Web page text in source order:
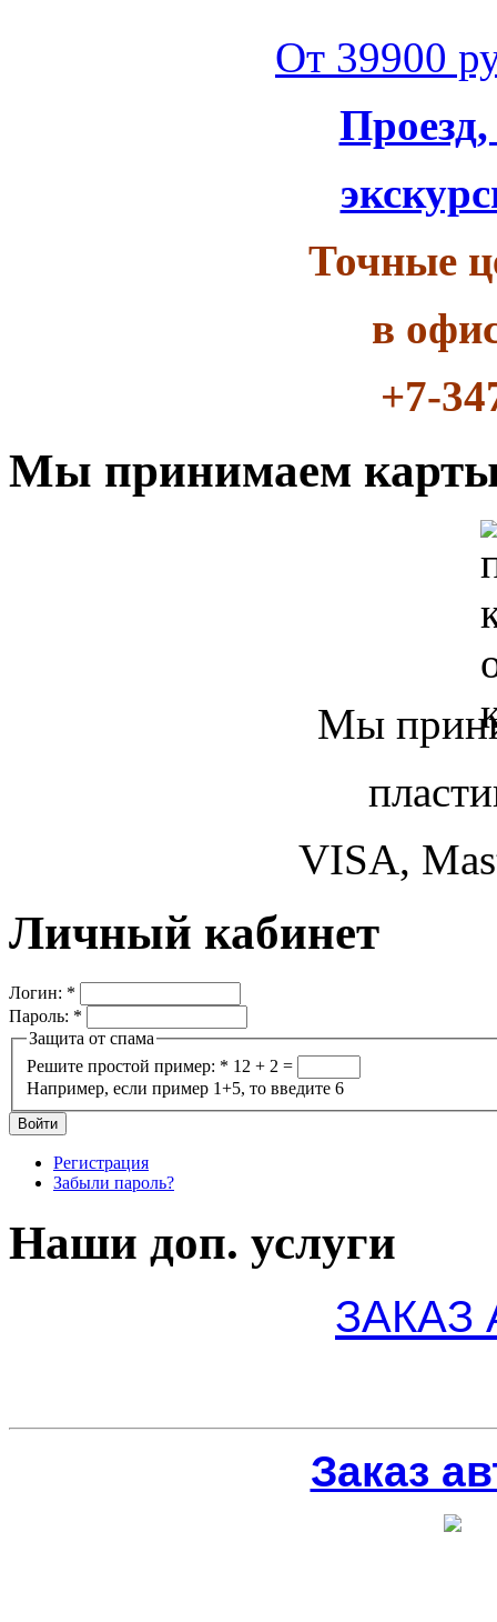
От 39900
Точные
в
+7-
Мы принимаем
Мы
VISA,
Личный кабинет
Логин: *
Пароль: *
Защита от спама
Решите простой пример: * 12 + 2 =
Например, если пример 1+5, то введите 6
Регистрация
Забыли пароль?
Наши доп. услуги
ЗАКАЗ
Заказ